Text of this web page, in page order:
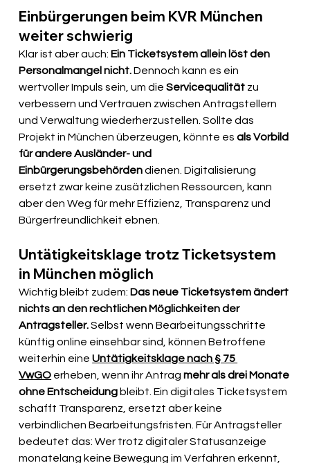
Einbürgerungen beim KVR München
weiter schwierig
Klar ist aber auch: Ein Ticketsystem allein löst den
Personalmangel nicht. Dennoch kann es ein
wertvoller Impuls sein, um die Servicequalität zu
verbessern und Vertrauen zwischen Antragstellern
und Verwaltung wiederherzustellen. Sollte das
Projekt in München überzeugen, könnte es als Vorbild
für andere Ausländer- und
Einbürgerungsbehörden dienen. Digitalisierung
ersetzt zwar keine zusätzlichen Ressourcen, kann
aber den Weg für mehr Effizienz, Transparenz und
Bürgerfreundlichkeit ebnen.
Untätigkeitsklage trotz Ticketsystem
in München möglich
Wichtig bleibt zudem: Das neue Ticketsystem ändert
nichts an den rechtlichen Möglichkeiten der
Antragsteller. Selbst wenn Bearbeitungsschritte
künftig online einsehbar sind, können Betroffene
weiterhin eine Untätigkeitsklage nach § 75
VwGO erheben, wenn ihr Antrag mehr als drei Monate
ohne Entscheidung bleibt. Ein digitales Ticketsystem
schafft Transparenz, ersetzt aber keine
verbindlichen Bearbeitungsfristen. Für Antragsteller
bedeutet das: Wer trotz digitaler Statusanzeige
monatelang keine Bewegung im Verfahren erkennt,